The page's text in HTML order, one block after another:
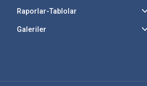
Raporlar-Tablolar
Galeriler